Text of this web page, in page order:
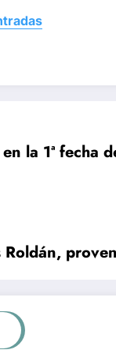
la 1ª fecha